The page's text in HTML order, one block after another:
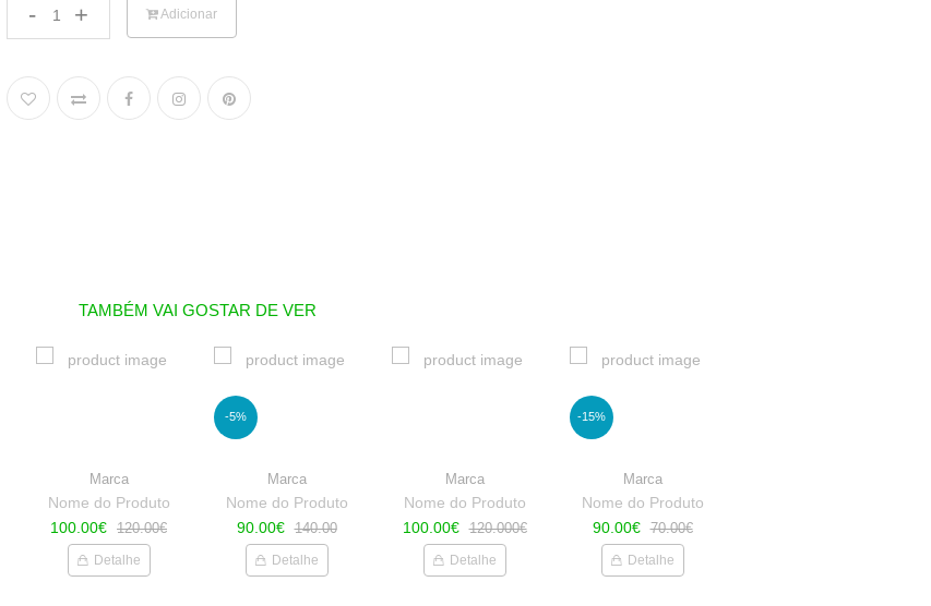
- + Adicionar
TAMBÉM VAI GOSTAR DE VER
Marca
Nome do Produto
100.00€ 120.00€
Detalhe
-5%
Marca
Nome do Produto
90.00€ 140.00
Detalhe
Marca
Nome do Produto
100.00€ 120.000€
Detalhe
-15%
Marca
Nome do Produto
90.00€ 70.00€
Detalhe